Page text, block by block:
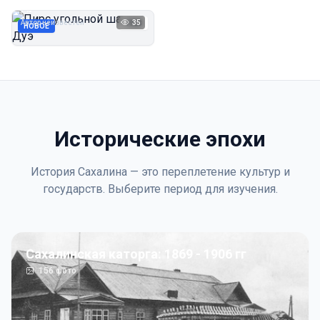
НОВОЕ 1923
Автор неизвестен 35
Исторические эпохи
История Сахалина — это переплетение культур и
государств. Выберите период для изучения.
Сахалинская каторга: 1869 - 1906 гг
156фото